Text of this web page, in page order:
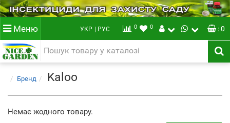
Меню УКР | РУС 0 0 : 0
Бренд Kaloo
Немає жодного товару.